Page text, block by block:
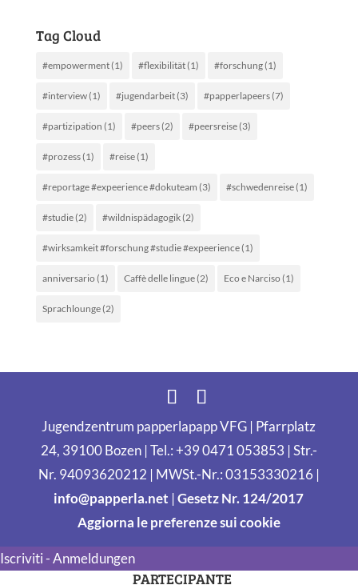
Tag Cloud
#empowerment(1) #flexibilität(1) #forschung(1)
#interview(1) #jugendarbeit(3) #papperlapeers(7)
#partizipation (1) #peers(2) #peersreise(3)
#prozess(1) #reise(1)
#reportage #expeerience #dokuteam (3) #schwedenreise(1)
#studie(2) #wildnispädagogik(2)
#wirksamkeit #forschung #studie #expeerience(1)
anniversario (1) Caffè delle lingue(2) Eco e Narciso (1)
Sprachlounge(2)
Jugendzentrum papperlapapp VFG | Pfarrplatz
24, 39100 Bozen | Tel.: +39 0471 053853 | Str.-
Nr. 94093620212 | MWSt.-Nr.: 03153330216 |
info@papperla.net |Gesetz Nr. 124/2017
Aggiorna le preferenze sui cookie
Iscriviti - Anmeldungen
PARTECIPANTE